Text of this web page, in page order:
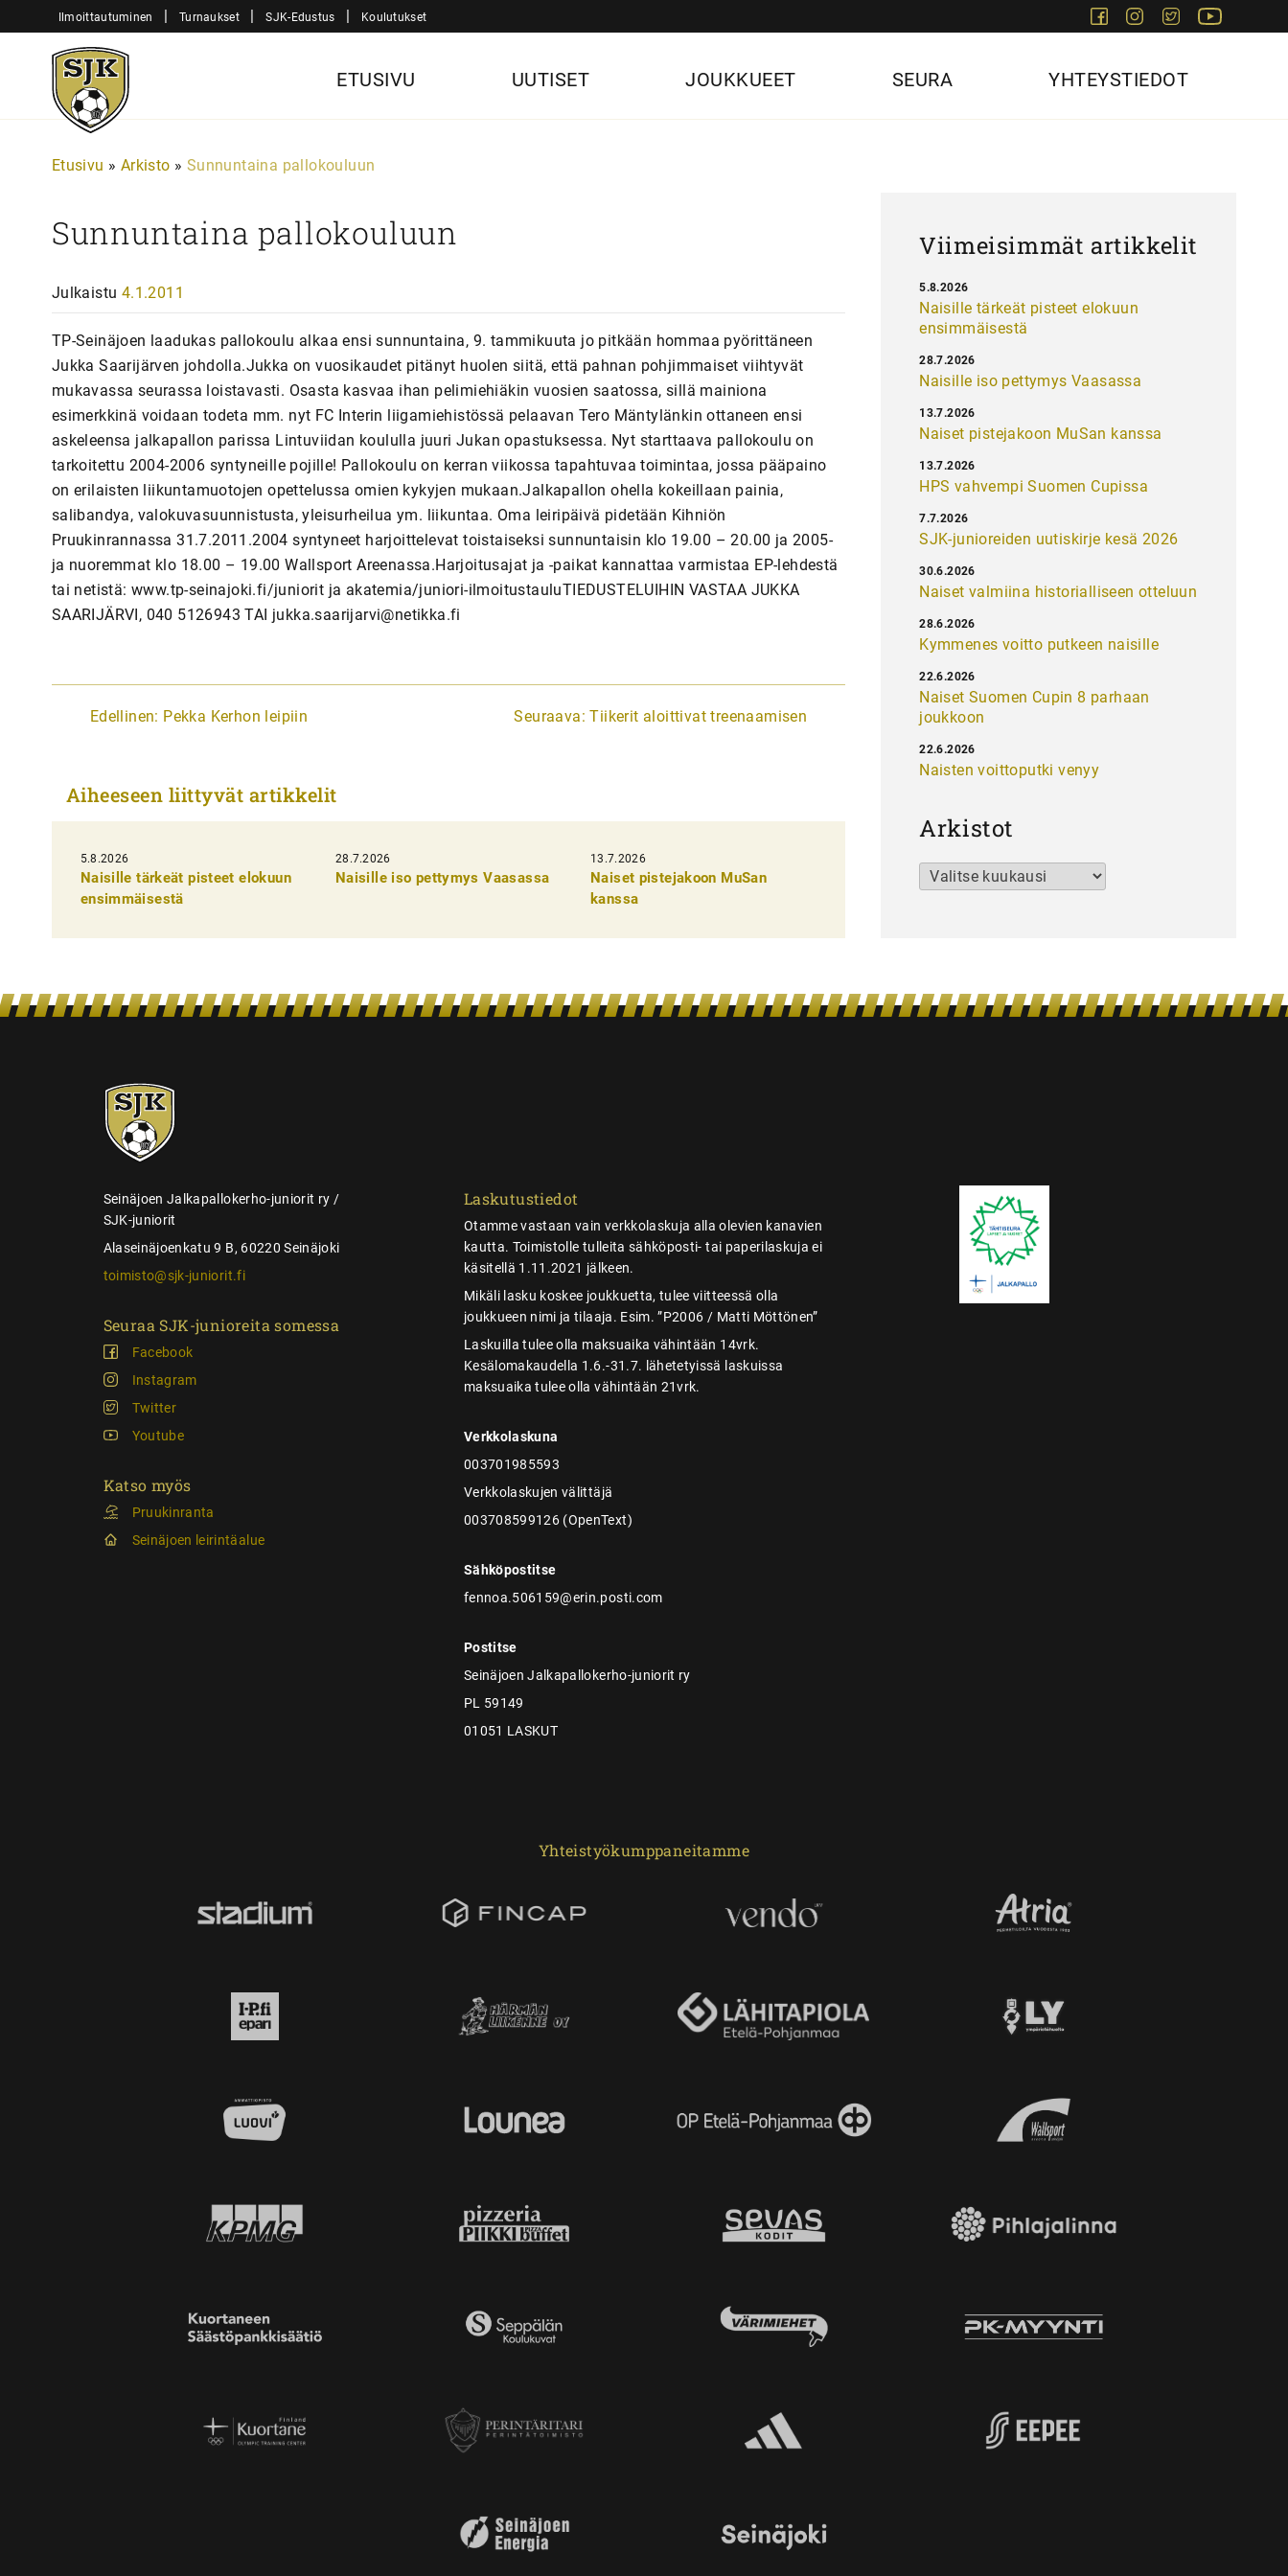
sisältöön
Ilmoittautuminen | Turnaukset | SJK-Edustus | Koulutukset FacebookInstagram
Twitter
Sjk-
Juniorit
ETUSIVU UUTISET JOUKKUEET SEURA YHTEYSTIEDOT
Etusivu » Arkisto » Sunnuntaina pallokouluun
Sunnuntaina pallokouluun
Julkaistu 4.1.2011
TP-Seinäjoen laadukas pallokoulu alkaa ensi sunnuntaina, 9. tammikuuta jo pitkään hommaa pyörittäneen
Jukka Saarijärven johdolla.Jukka on vuosikaudet pitänyt huolen siitä, että pahnan pohjimmaiset viihtyvät
mukavassa seurassa loistavasti. Osasta kasvaa ihan pelimiehiäkin vuosien saatossa, sillä mainiona
esimerkkinä voidaan todeta mm. nyt FC Interin liigamiehistössä pelaavan Tero Mäntylänkin ottaneen ensi
askeleensa jalkapallon parissa Lintuviidan koululla juuri Jukan opastuksessa. Nyt starttaava pallokoulu on
tarkoitettu 2004-2006 syntyneille pojille! Pallokoulu on kerran viikossa tapahtuvaa toimintaa, jossa pääpaino
on erilaisten liikuntamuotojen opettelussa omien kykyjen mukaan.Jalkapallon ohella kokeillaan painia,
salibandya, valokuvasuunnistusta, yleisurheilua ym. liikuntaa. Oma leiripäivä pidetään Kihniön
Pruukinrannassa 31.7.2011.2004 syntyneet harjoittelevat toistaiseksi sunnuntaisin klo 19.00 – 20.00 ja 2005-
ja nuoremmat klo 18.00 – 19.00 Wallsport Areenassa.Harjoitusajat ja -paikat kannattaa varmistaa EP-lehdestä
tai netistä: www.tp-seinajoki.fi/juniorit ja akatemia/juniori-ilmoitustauluTIEDUSTELUIHIN VASTAA JUKKA
SAARIJÄRVI, 040 5126943 TAI jukka.saarijarvi@netikka.fi
A
i
k
e
n
Edellinen: Pekka Kerhon leipiin Seuraava: Tiikerit aloittivat treenaamisen
Aiheeseen liittyvät artikkelit
5.8.2026
Naisille tärkeät pisteet elokuun
ensimmäisestä
28.7.2026
Naisille iso pettymys Vaasassa
13.7.2026
Naiset pistejakoon MuSan
kanssa
Viimeisimmät artikkelit
Naisille tärkeät pisteet elokuun
ensimmäisestä
5.8.2026
Naisille iso pettymys Vaasassa
28.7.2026
Naiset pistejakoon MuSan kanssa
13.7.2026
HPS vahvempi Suomen Cupissa
13.7.2026
SJK-junioreiden uutiskirje kesä 2026
7.7.2026
Naiset valmiina historialliseen otteluun
30.6.2026
Kymmenes voitto putkeen naisille
28.6.2026
Naiset Suomen Cupin 8 parhaan
joukkoon
22.6.2026
Naisten voittoputki venyy
22.6.2026
Arkistot
Arkistot
SJK-
juniorit
Seinäjoen Jalkapallokerho-juniorit ry /
SJK-juniorit
Alaseinäjoenkatu 9 B, 60220 Seinäjoki
toimisto@sjk-juniorit.fi
Seuraa SJK-junioreita somessa
Facebook
Instagram
Twitter
Youtube
Katso myös
Pruukinranta
Seinäjoen leirintäalue
Laskutustiedot
Otamme vastaan vain verkkolaskuja alla olevien kanavien
kautta. Toimistolle tulleita sähköposti- tai paperilaskuja ei
käsitellä 1.11.2021 jälkeen.
Mikäli lasku koskee joukkuetta, tulee viitteessä olla
joukkueen nimi ja tilaaja. Esim. ”P2006 / Matti Möttönen”
Laskuilla tulee olla maksuaika vähintään 14vrk.
Kesälomakaudella 1.6.-31.7. lähetetyissä laskuissa
maksuaika tulee olla vähintään 21vrk.
Verkkolaskuna
003701985593
Verkkolaskujen välittäjä
003708599126 (OpenText)
Sähköpostitse
fennoa.506159@erin.posti.com
Postitse
Seinäjoen Jalkapallokerho-juniorit ry
PL 59149
01051 LASKUT
Yhteistyökumppaneitamme